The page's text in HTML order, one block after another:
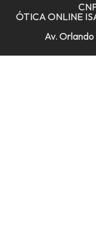
Fotoblue
ÓTICA ONLINE
Av. Orlando